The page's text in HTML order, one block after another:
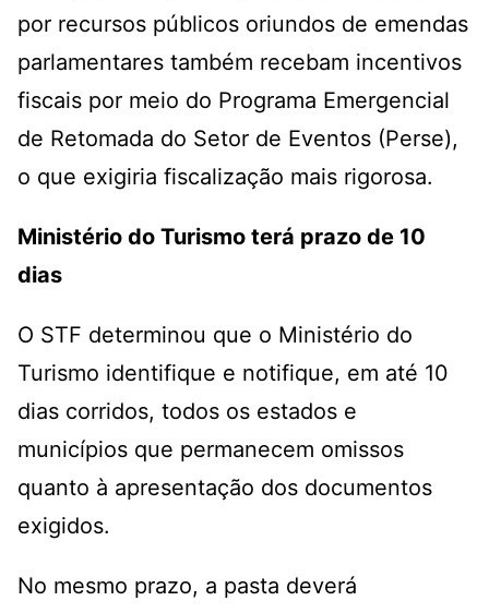
por recursos públicos oriundos de emendas
parlamentares também recebam incentivos
fiscais por meio do Programa Emergencial
de Retomada do Setor de Eventos (Perse),
o que exigiria fiscalização mais rigorosa.
Ministério do Turismo terá prazo de 10
dias
O STF determinou que o Ministério do
Turismo identifique e notifique, em até 10
dias corridos, todos os estados e
municípios que permanecem omissos
quanto à apresentação dos documentos
exigidos.
No mesmo prazo, a pasta deverá